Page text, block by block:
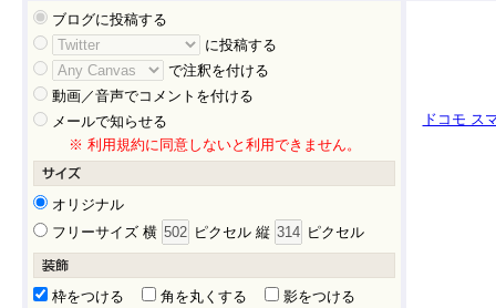
ブログに投稿する
に投稿する
で注釈を付ける
動画／音声でコメントを付ける
メールで知らせる
※ 利用規約に同意しないと利用できません。
オリジナル
フリーサイズ 横
ピクセル 縦 ピクセル
枠をつける 角を丸くする
影をつける
ドコモ ス